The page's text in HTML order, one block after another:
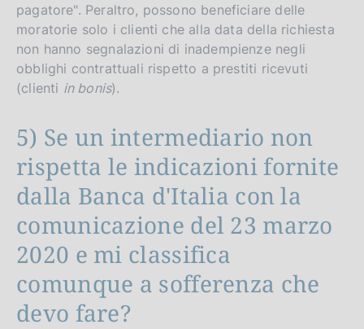
pagatore". Peraltro, possono beneficiare delle
moratorie solo i clienti che alla data della richiesta
non hanno segnalazioni di inadempienze negli
obblighi contrattuali rispetto a prestiti ricevuti
(clienti in bonis).
5) Se un intermediario non
rispetta le indicazioni fornite
dalla Banca d'Italia con la
comunicazione del 23 marzo
2020 e mi classifica
comunque a sofferenza che
devo fare?